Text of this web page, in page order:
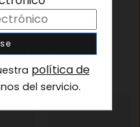
política de
del servicio.